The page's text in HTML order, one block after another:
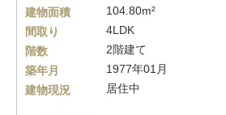
建物面積
104.80m²
間取り
4LDK
階数
2階建て
築年月
1977年01月
建物現況
居住中